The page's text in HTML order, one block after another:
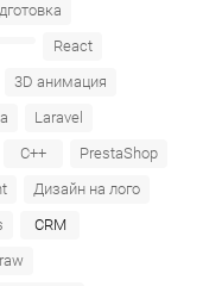
React
3D анимация
Laravel
C++
PrestaShop
Дизайн на лого
CRM